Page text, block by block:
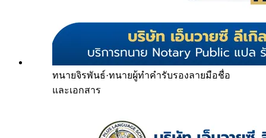
ทนายจิรพันธ์·ทนายผู้ทำคำรับรองลายมือชื่อ
และเอกสาร